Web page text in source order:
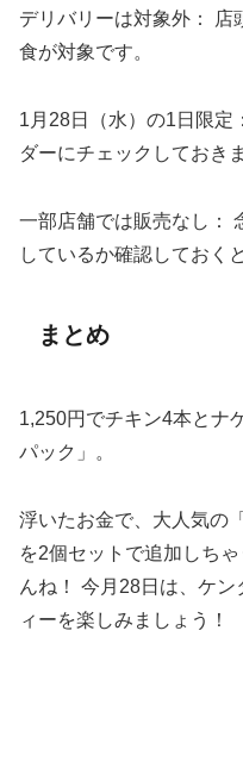
デリバリーは対象外： 店
食が対象です。
1月28日（水）の1日限定
ダーにチェックしておき
一部店舗では販売なし：
しているか確認しておく
まとめ
1,250円でチキン4本とナ
パック」。
浮いたお金で、大人気の
を2個セットで追加しち
んね！ 今月28日は、ケ
ィーを楽しみましょう！